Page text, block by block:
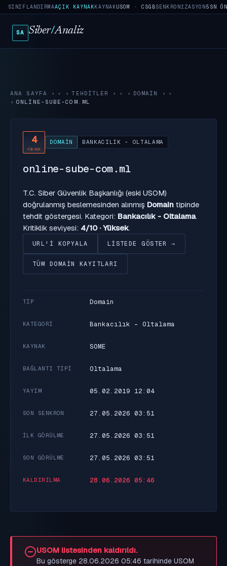
SINIFLANDIRMAAÇIK KAYNAKKAYNAKUSOM · CSGBSENKRONIZASYON5SN
SA Siber/Analiz
ANA SAYFA › TEHDITLER › DOMAIN
›
ONLINE-SUBE-COM.ML
4
YÜKSEK
DOMAIN BANKACILIK - OLTALAMA
online-sube-com.ml
T.C. Siber Güvenlik Başkanlığı (eski USOM)
doğrulanmış beslemesinden alınmış Domain tipinde
tehdit göstergesi. Kategori: Bankacılık - Oltalama.
Kritiklik seviyesi: 4/10 · Yüksek.
URL'I KOPYALA LISTEDE GÖSTER →
TÜM DOMAIN KAYITLARI
TIP Domain
KATEGORI Bankacılık - Oltalama
KAYNAK SOME
BAĞLANTI TIPI Oltalama
YAYIM 05.02.2019 12:04
SON SENKRON 27.05.2026 03:51
İLK GÖRÜLME 27.05.2026 03:51
SON GÖRÜLME 27.05.2026 03:51
KALDIRILMA 28.06.2026 05:46
USOM listesinden kaldırıldı.
Bu gösterge 28.06.2026 05:46 tarihinde USOM